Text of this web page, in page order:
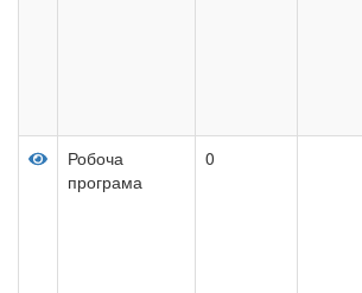
Робоча
програма
0